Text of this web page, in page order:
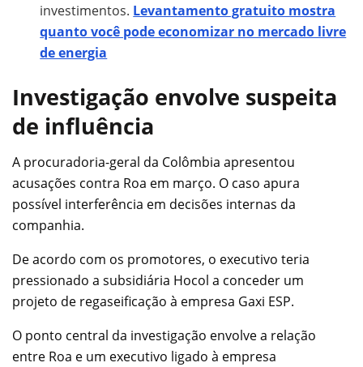
investimentos. Levantamento gratuito mostra
quanto você pode economizar no mercado livre
de energia
Investigação envolve suspeita
de influência
A procuradoria-geral da Colômbia apresentou
acusações contra Roa em março. O caso apura
possível interferência em decisões internas da
companhia.
De acordo com os promotores, o executivo teria
pressionado a subsidiária Hocol a conceder um
projeto de regaseificação à empresa Gaxi ESP.
O ponto central da investigação envolve a relação
entre Roa e um executivo ligado à empresa